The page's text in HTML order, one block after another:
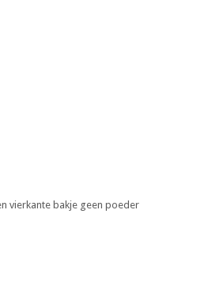
vierkante bakje geen poeder